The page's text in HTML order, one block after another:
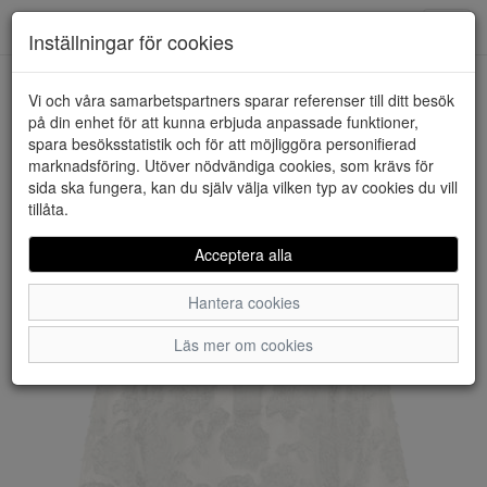
HEM JACQUELINE DE YONG
Inställningar för cookies
Vi och våra samarbetspartners sparar referenser till ditt besök
på din enhet för att kunna erbjuda anpassade funktioner,
spara besöksstatistik och för att möjliggöra personifierad
marknadsföring. Utöver nödvändiga cookies, som krävs för
sida ska fungera, kan du själv välja vilken typ av cookies du vill
tillåta.
Acceptera alla
Hantera cookies
Läs mer om cookies